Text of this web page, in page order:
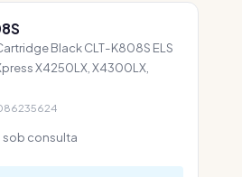
Black CLT-K808S ELS
X4250LX, X4300LX,
sob consulta